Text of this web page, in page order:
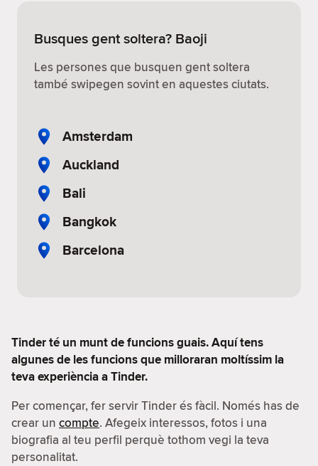
Busques gent soltera? Baoji
Les persones que busquen gent soltera
també swipegen sovint en aquestes ciutats.
Amsterdam
Auckland
Bali
Bangkok
Barcelona
Tinder té un munt de funcions guais. Aquí tens
algunes de les funcions que milloraran moltíssim la
teva experiència a Tinder.
Per començar, fer servir Tinder és fàcil. Només has de
crear un compte. Afegeix interessos, fotos i una
biografia al teu perfil perquè tothom vegi la teva
personalitat.